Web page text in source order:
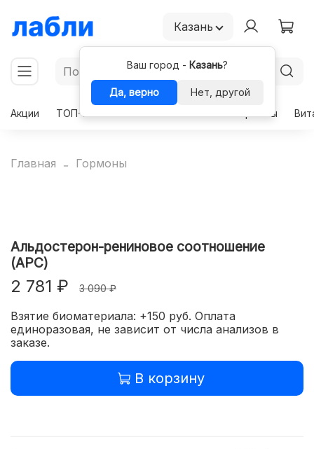
Казань
Ваш город - Казань?
Да, верно
Нет, другой
Акции
ТОП-50 Гормоны
Главная Гормоны
Альдостерон-рениновое соотношение
(АРС)
2 781 ₽ 3 090 ₽
Взятие биоматериала: +150 руб. Оплата
единоразовая, не зависит от числа анализов в
заказе.
В корзину